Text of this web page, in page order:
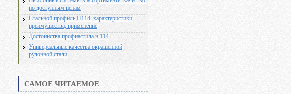
по доступным ценам
Стальной профиль Н114: характеристики,
преимущества, применение
Достоинства профнастила н 114
Универсальные качества окрашенной
рулонной стали
САМОЕ ЧИТАЕМОЕ